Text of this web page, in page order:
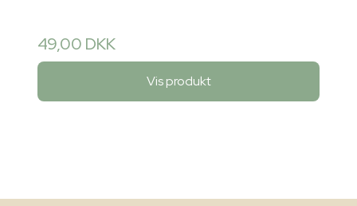
49,00 DKK
Vis produkt